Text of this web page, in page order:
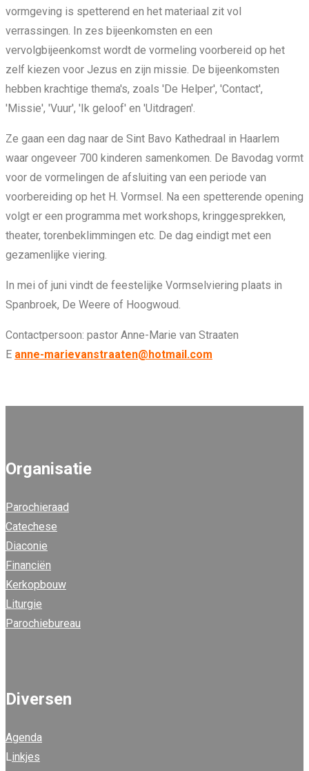
vormgeving is spetterend en het materiaal zit vol
verrassingen. In zes bijeenkomsten en een
vervolgbijeenkomst wordt de vormeling voorbereid op het
zelf kiezen voor Jezus en zijn missie. De bijeenkomsten
hebben krachtige thema's, zoals 'De Helper', 'Contact',
'Missie', 'Vuur', 'Ik geloof' en 'Uitdragen'.
Ze gaan een dag naar de Sint Bavo Kathedraal in Haarlem
waar ongeveer 700 kinderen samenkomen. De Bavodag vormt
voor de vormelingen de afsluiting van een periode van
voorbereiding op het H. Vormsel. Na een spetterende opening
volgt er een programma met workshops, kringgesprekken,
theater, torenbeklimmingen etc. De dag eindigt met een
gezamenlijke viering.
In mei of juni vindt de feestelijke Vormselviering plaats in
Spanbroek, De Weere of Hoogwoud.
Contactpersoon: pastor Anne-Marie van Straaten
E anne-marievanstraaten@hotmail.com
Organisatie
Parochieraad
Catechese
Diaconie
Financiën
Kerkopbouw
Liturgie
Parochiebureau
Diversen
Agenda
Linkjes